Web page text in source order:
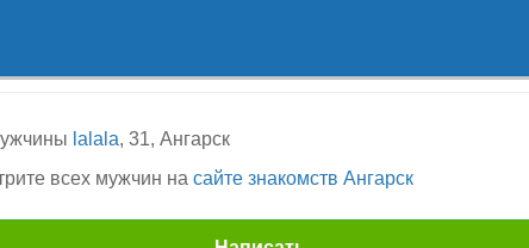
lalala, 31, Ангарск
всех мужчин на сайте знакомств Ангарск